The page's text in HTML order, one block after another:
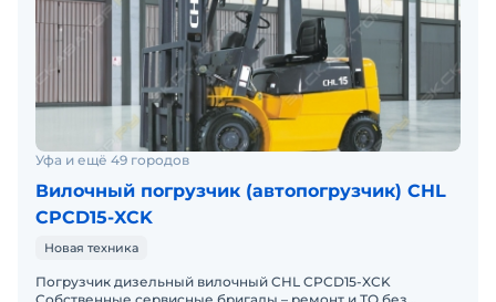
Уфа и ещё 49 городов
Вилочный погрузчик (автопогрузчик) CHL
CPCD15-XCK
Новая техника
Погрузчик дизельный вилочный CHL CPCD15-XCK